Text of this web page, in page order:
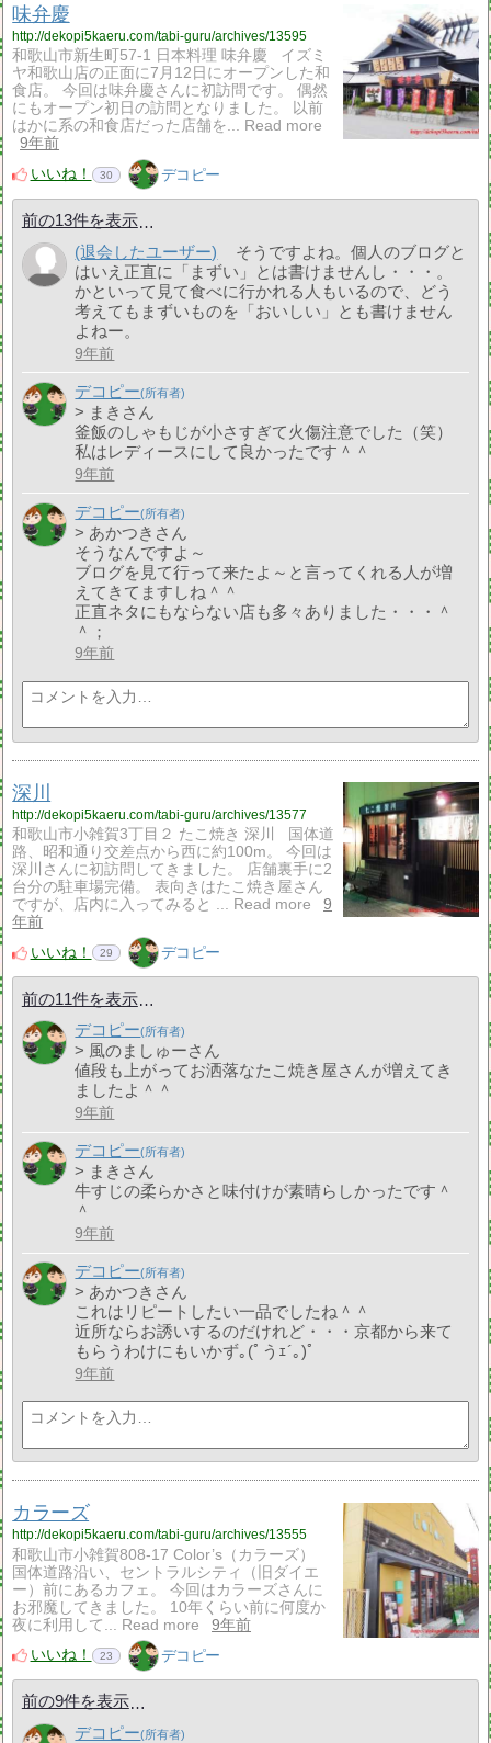
味弁慶
http://dekopi5kaeru.com/tabi-guru/archives/13595
和歌山市新生町57-1 日本料理 味弁慶 イズミ
ヤ和歌山店の正面に7月12日にオープンした和
食店。 今回は味弁慶さんに初訪問です。 偶然
にもオープン初日の訪問となりました。 以前
はかに系の和食店だった店舗を... Read more
9年前
いいね！
30 デコピー
前の13件を表示
(退会したユーザー)
そうですよね。個人のブログと
はいえ正直に「まずい」とは書けませんし・・・。
かといって見て食べに行かれる人もいるので、どう
考えてもまずいものを「おいしい」とも書けません
よねー。
9年前
デコピー
> まきさん
釜飯のしゃもじが小さすぎて火傷注意でした（笑）
私はレディースにして良かったです＾＾
9年前
デコピー
> あかつきさん
そうなんですよ～
ブログを見て行って来たよ～と言ってくれる人が増
えてきてますしね＾＾
正直ネタにもならない店も多々ありました・・・＾
＾；
9年前
深川
http://dekopi5kaeru.com/tabi-guru/archives/13577
和歌山市小雑賀3丁目２ たこ焼き 深川 国体道
路、昭和通り交差点から西に約100m。 今回は
深川さんに初訪問してきました。 店舗裏手に2
台分の駐車場完備。 表向きはたこ焼き屋さん
ですが、店内に入ってみると ... Read more
9
年前
いいね！
29 デコピー
前の11件を表示
デコピー
> 風のましゅーさん
値段も上がってお洒落なたこ焼き屋さんが増えてき
ましたよ＾＾
9年前
デコピー
> まきさん
牛すじの柔らかさと味付けが素晴らしかったです＾
＾
9年前
デコピー
> あかつきさん
これはリピートしたい一品でしたね＾＾
近所ならお誘いするのだけれど・・・京都から来て
もらうわけにもいかず｡(ﾟうｪ´｡)ﾟ
9年前
カラーズ
http://dekopi5kaeru.com/tabi-guru/archives/13555
和歌山市小雑賀808-17 Color’s（カラーズ）
国体道路沿い、セントラルシティ（旧ダイエ
ー）前にあるカフェ。 今回はカラーズさんに
お邪魔してきました。 10年くらい前に何度か
夜に利用して... Read more
9年前
いいね！
23 デコピー
前の9件を表示
デコピー